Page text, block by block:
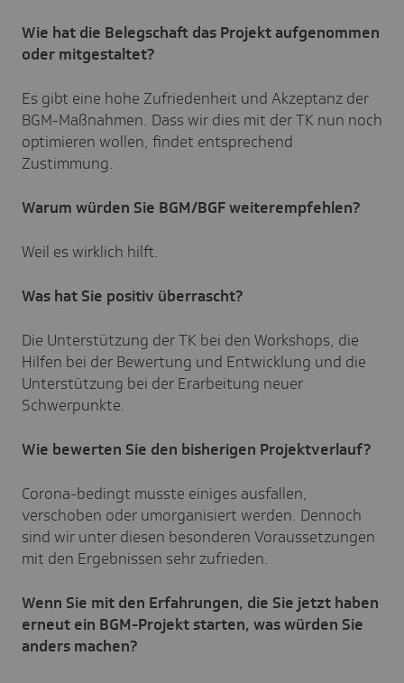
Wie hat die Belegschaft das Projekt aufgenommen
oder mitgestaltet?
Es gibt eine hohe Zufriedenheit und Akzeptanz der
BGM-Maßnahmen. Dass wir dies mit der TK nun noch
optimieren wollen, findet entsprechend
Zustimmung.
Warum würden Sie BGM/BGF weiterempfehlen?
Weil es wirklich hilft.
Was hat Sie positiv überrascht?
Die Unterstützung der TK bei den Workshops, die
Hilfen bei der Bewertung und Entwicklung und die
Unterstützung bei der Erarbeitung neuer
Schwerpunkte.
Wie bewerten Sie den bisherigen Projektverlauf?
Corona-bedingt musste einiges ausfallen,
verschoben oder umorganisiert werden. Dennoch
sind wir unter diesen besonderen Voraussetzungen
mit den Ergebnissen sehr zufrieden.
Wenn Sie mit den Erfahrungen, die Sie jetzt haben
erneut ein BGM-Projekt starten, was würden Sie
anders machen?